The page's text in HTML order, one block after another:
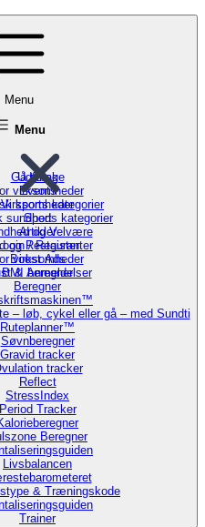
Menu
Menu
Udforsk
Events
sports kategorier
sundheds kategorier
Artikler
/ Register
virksomheder
BMI beregner
Beregner
– løb, cykel eller gå – med Sundti
Ruteplanner™
Søvnberegner
Gravid tracker
tracker
Reflect
StressIndex
Period Tracker
Beregner
Livsbalancen
& Træningskode
Trainer
Gå tilbage
virksomheder
Virksomheder
Sport
og Velvære
og Restauranter
Boost Ads
& Anmeldelser